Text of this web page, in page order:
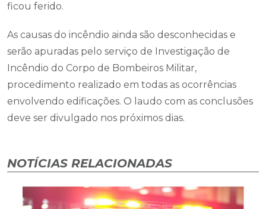
ficou ferido.
As causas do incêndio ainda são desconhecidas e
serão apuradas pelo serviço de Investigação de
Incêndio do Corpo de Bombeiros Militar,
procedimento realizado em todas as ocorrências
envolvendo edificações. O laudo com as conclusões
deve ser divulgado nos próximos dias.
NOTÍCIAS RELACIONADAS